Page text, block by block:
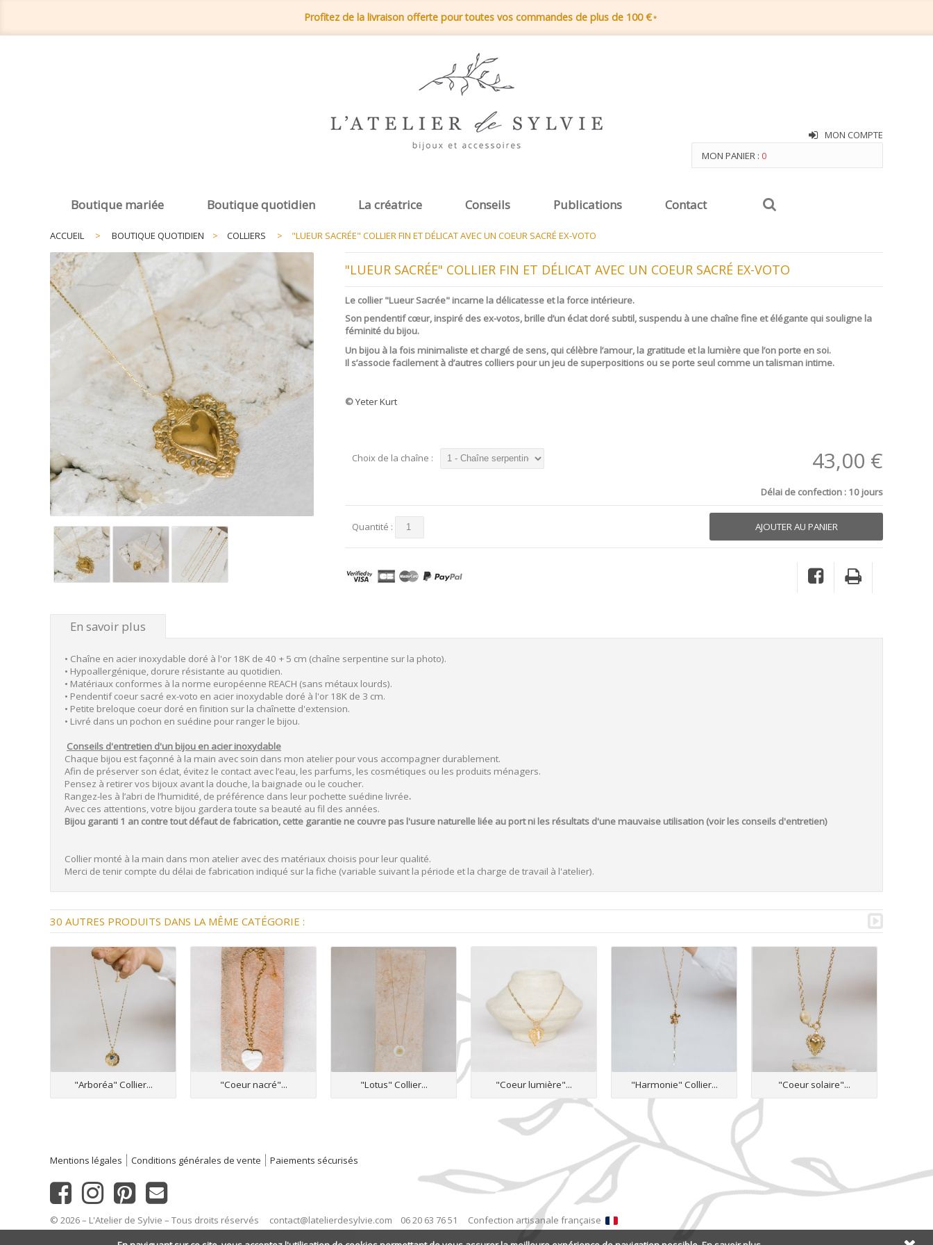
Profitez de la livraison offerte pour toutes vos commandes de plus de 100 €*
MON COMPTE
MON PANIER : 0
Boutique mariée Boutique quotidien La créatrice Conseils Publications Contact
ACCUEIL > BOUTIQUE QUOTIDIEN > COLLIERS > "LUEUR SACRÉE" COLLIER FIN ET DÉLICAT AVEC UN COEUR SACRÉ EX-VOTO
"LUEUR SACRÉE" COLLIER FIN ET DÉLICAT AVEC UN COEUR SACRÉ EX-VOTO
Le collier "Lueur Sacrée" incarne la délicatesse et la force intérieure.
Son pendentif cœur, inspiré des ex-votos, brille d’un éclat doré subtil, suspendu à une chaîne fine et élégante qui souligne la
féminité du bijou.
Un bijou à la fois minimaliste et chargé de sens, qui célèbre l’amour, la gratitude et la lumière que l’on porte en soi.
Il s’associe facilement à d’autres colliers pour un jeu de superpositions ou se porte seul comme un talisman intime.
©Yeter Kurt
Choix de la chaîne : 43,00 €
Délai de confection : 10 jours
Quantité :
En savoir plus
• Chaîne en acier inoxydable doré à l'or 18K de 40 + 5 cm (chaîne serpentine sur la photo).
• Hypoallergénique, dorure résistante au quotidien.
• Matériaux conformes à la norme européenne REACH (sans métaux lourds).
• Pendentif coeur sacré ex-voto en acier inoxydable doré à l'or 18K de 3 cm.
• Petite breloque coeur doré en finition sur la chaînette d'extension.
• Livré dans un pochon en suédine pour ranger le bijou.
Conseils d'entretien d'un bijou en acier inoxydable
Chaque bijou est façonné à la main avec soin dans mon atelier pour vous accompagner durablement.
Afin de préserver son éclat, évitez le contact avec l’eau, les parfums, les cosmétiques ou les produits ménagers.
Pensez à retirer vos bijoux avant la douche, la baignade ou le coucher.
Rangez-les à l’abri de l’humidité, de préférence dans leur pochette suédine livrée.
Avec ces attentions, votre bijou gardera toute sa beauté au fil des années.
Bijou garanti 1 an contre tout défaut de fabrication, cette garantie ne couvre pas l'usure naturelle liée au port ni les résultats d'une mauvaise utilisation (voir les conseils d'entretien)
Collier monté à la main dans mon atelier avec des matériaux choisis pour leur qualité.
Merci de tenir compte du délai de fabrication indiqué sur la fiche (variable suivant la période et la charge de travail à l'atelier).
30 AUTRES PRODUITS DANS LA MÊME CATÉGORIE :
"Arboréa" Collier... "Coeur nacré"... "Lotus" Collier... "Coeur lumière"... "Harmonie" Collier... "Coeur solaire"...
Mentions légales Conditions générales de vente Paiements sécurisés
© 2026 – L'Atelier de Sylvie – Tous droits réservés contact@latelierdesylvie.com 06 20 63 76 51
Confection artisanale française